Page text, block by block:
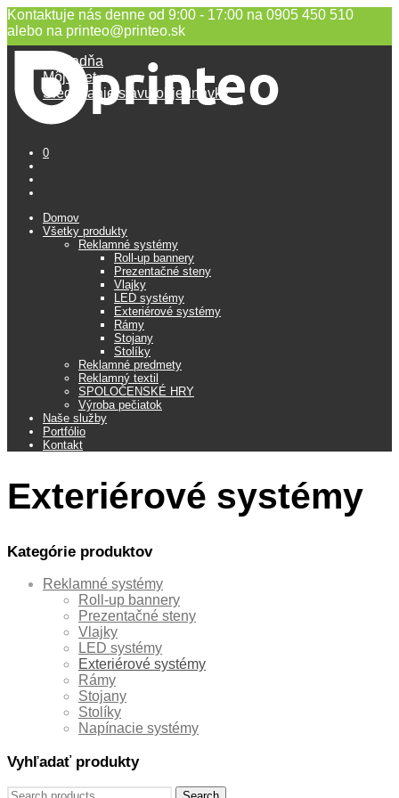
Kontaktuje nás denne od 9:00 - 17:00 na 0905 450 510
alebo na printeo@printeo.sk
Pokladňa
Môj účet
Sledovanie stavu objednávky
0
Domov
Všetky produkty
Reklamné systémy
Roll-up bannery
Prezentačné steny
Vlajky
LED systémy
Exteriérové systémy
Rámy
Stojany
Stolíky
Reklamné predmety
Reklamný textil
SPOLOČENSKÉ HRY
Výroba pečiatok
Naše služby
Portfólio
Kontakt
Exteriérové systémy
Kategórie produktov
Reklamné systémy
Roll-up bannery
Prezentačné steny
Vlajky
LED systémy
Exteriérové systémy
Rámy
Stojany
Stolíky
Napínacie systémy
Vyhľadať produkty
Search